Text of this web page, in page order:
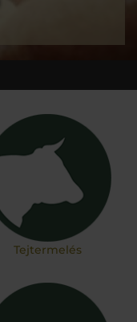
Tejtermelés